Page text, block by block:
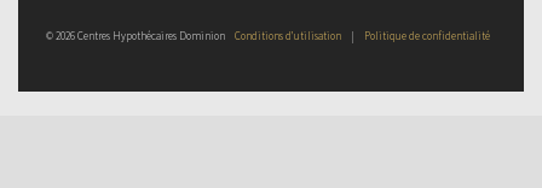
© 2026 Centres Hypothécaires Dominion Conditions d’utilisation | Politique de confidentialité